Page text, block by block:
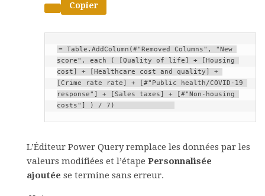
Copier
= Table.AddColumn(#"Removed Columns", "New
score", each ( [Quality of life] + [Housing
cost] + [Healthcare cost and quality] +
[Crime rate rate] + [#"Public health/COVID-19
response"] + [Sales taxes] + [#"Non-housing
L’Éditeur Power Query remplace les données par les
valeurs modifiées et l’étape Personnalisée
ajoutée se termine sans erreur.